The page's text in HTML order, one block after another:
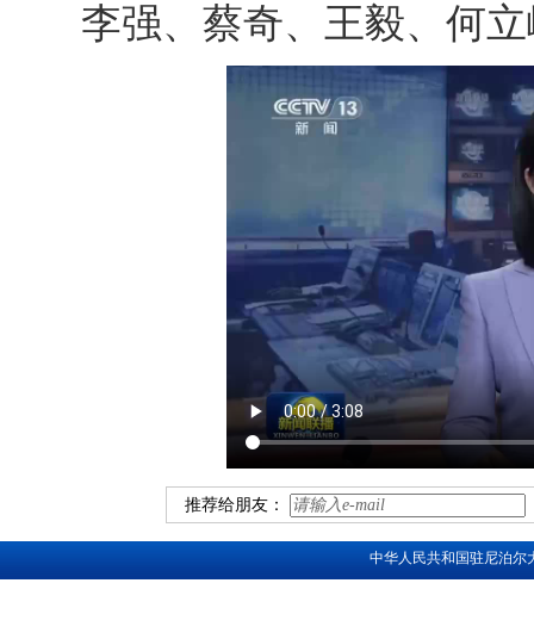
李强、蔡奇、王毅、何
推荐给朋友：
中华人民共和国驻尼泊尔